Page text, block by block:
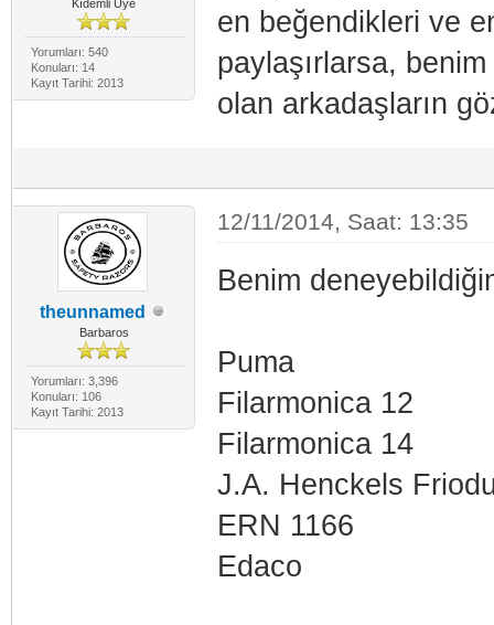
Kıdemli Üye
Yorumları: 540
Konuları: 14
Kayıt Tarihi: 2013
en beğendikleri ve
paylaşırlarsa,
olan arkadaşların
theunnamed
Barbaros
Yorumları: 3,396
Konuları: 106
Kayıt Tarihi: 2013
12/11/2014, Saat: 13:35
Benim
Puma
Filarmonica 12
Filarmonica 14
J.A. Henckels
ERN 1166
Edaco